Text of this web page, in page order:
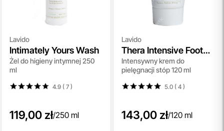
Lavido
Intimately Yours Wash
Żel do higieny intymnej 250
ml
4.9 ( 7)
119,00 zł/250 ml
Lavido
Thera Intensive Foot
Cream
Intensywny krem do
pielęgnacji stóp 120 ml
5.0 ( 4)
143,00 zł/120 ml